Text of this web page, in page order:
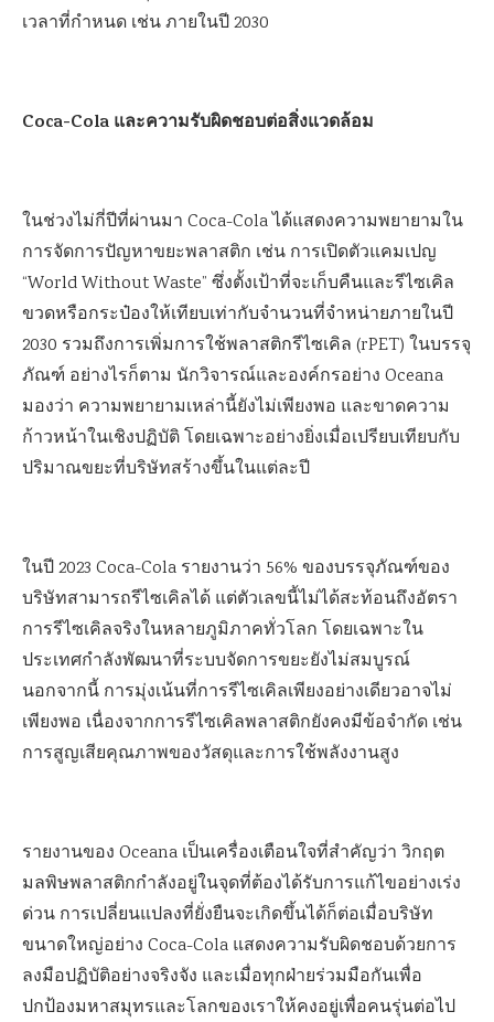
เวลาที่กำหนด เช่น ภายในปี 2030
Coca-Cola และความรับผิดชอบต่อสิ่งแวดล้อม
ในช่วงไม่กี่ปีที่ผ่านมา Coca-Cola ได้แสดงความพยายามใน
การจัดการปัญหาขยะพลาสติก เช่น การเปิดตัวแคมเปญ
“World Without Waste” ซึ่งตั้งเป้าที่จะเก็บคืนและรีไซเคิล
ขวดหรือกระป๋องให้เทียบเท่ากับจำนวนที่จำหน่ายภายในปี
2030 รวมถึงการเพิ่มการใช้พลาสติกรีไซเคิล (rPET) ในบรรจุ
ภัณฑ์ อย่างไรก็ตาม นักวิจารณ์และองค์กรอย่าง Oceana
มองว่า ความพยายามเหล่านี้ยังไม่เพียงพอ และขาดความ
ก้าวหน้าในเชิงปฏิบัติ โดยเฉพาะอย่างยิ่งเมื่อเปรียบเทียบกับ
ปริมาณขยะที่บริษัทสร้างขึ้นในแต่ละปี
ในปี 2023 Coca-Cola รายงานว่า 56% ของบรรจุภัณฑ์ของ
บริษัทสามารถรีไซเคิลได้ แต่ตัวเลขนี้ไม่ได้สะท้อนถึงอัตรา
การรีไซเคิลจริงในหลายภูมิภาคทั่วโลก โดยเฉพาะใน
ประเทศกำลังพัฒนาที่ระบบจัดการขยะยังไม่สมบูรณ์
นอกจากนี้ การมุ่งเน้นที่การรีไซเคิลเพียงอย่างเดียวอาจไม่
เพียงพอ เนื่องจากการรีไซเคิลพลาสติกยังคงมีข้อจำกัด เช่น
การสูญเสียคุณภาพของวัสดุและการใช้พลังงานสูง
รายงานของ Oceana เป็นเครื่องเตือนใจที่สำคัญว่า วิกฤต
มลพิษพลาสติกกำลังอยู่ในจุดที่ต้องได้รับการแก้ไขอย่างเร่ง
ด่วน การเปลี่ยนแปลงที่ยั่งยืนจะเกิดขึ้นได้ก็ต่อเมื่อบริษัท
ขนาดใหญ่อย่าง Coca-Cola แสดงความรับผิดชอบด้วยการ
ลงมือปฏิบัติอย่างจริงจัง และเมื่อทุกฝ่ายร่วมมือกันเพื่อ
ปกป้องมหาสมุทรและโลกของเราให้คงอยู่เพื่อคนรุ่นต่อไป